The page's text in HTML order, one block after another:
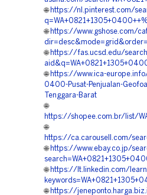
🌐 https://nl.pinterest.com/
🌐 https://www.gshose.com/
🌐 https://fas.ucsd.edu/
🌐 https://www.ica-
0400-Pusat-Penjualan-
Tenggara-Barat
🌐
https://shopee.com.br/list/
🌐
https://ca.carousell.com/
🌐 https://www.ebay.co.jp/
🌐 https://lt.linkedin.com/
🌐 https://